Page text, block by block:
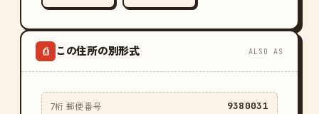
⎙ この住所の別形式 ALSO AS
7桁 郵便番号 9380031